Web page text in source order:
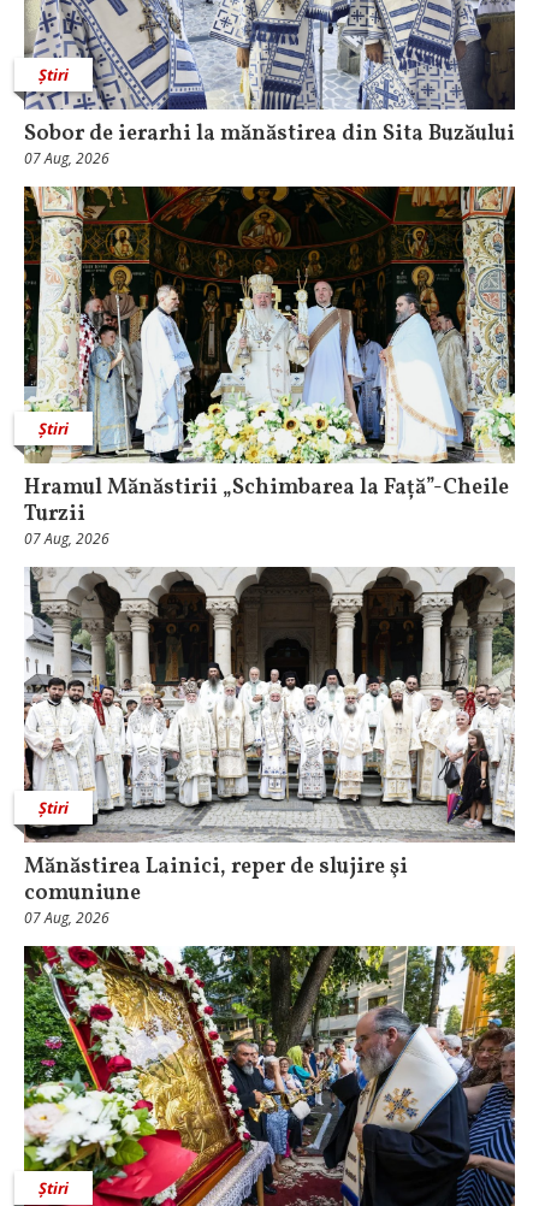
Știri
Sobor de ierarhi la mănăstirea din Sita Buzăului
07 Aug, 2026
Știri
Hramul Mănăstirii „Schimbarea la Față”-Cheile
Turzii
07 Aug, 2026
Știri
Mănăstirea Lainici, reper de slujire şi
comuniune
07 Aug, 2026
Știri